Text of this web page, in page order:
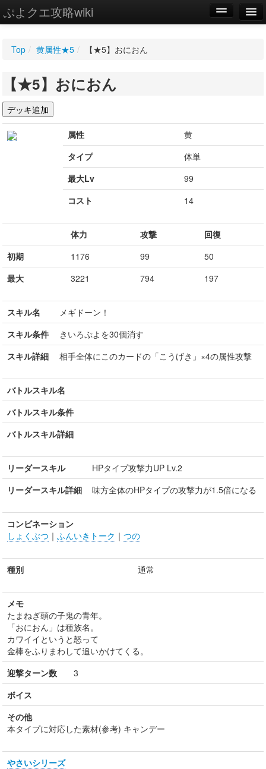
ぷよクエ攻略wiki
WIKI
設定
Top / 黄属性★5 / 【★5】おにおん
【★5】おにおん
属性
黄
タイプ
体単
最大Lv
99
コスト
14
体力 攻撃
回復
初期
1176 99
50
最大
3221 794 197
スキル名
メギドーン！
スキル条件
きいろぷよを30個消す
スキル詳細
相手全体にこのカードの「こうげき」×4の属性攻撃
バトルスキル名
バトルスキル条件
バトルスキル詳細
リーダースキル
HPタイプ攻撃力UP Lv.2
リーダースキル詳細
味方全体のHPタイプの攻撃力が1.5倍になる
コンビネーション
しょくぶつ ｜ ふんいきトーク ｜ つの
種別 通常
メモ
たまねぎ頭の子鬼の青年。
「おにおん」は種族名。
カワイイというと怒って
金棒をふりまわして追いかけてくる。
迎撃ターン数 3
ボイス
その他
本タイプに対応した素材(参考) キャンデー
やさいシリーズ